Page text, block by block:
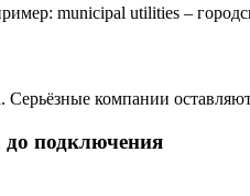
municipal utilities –
компании
подключения